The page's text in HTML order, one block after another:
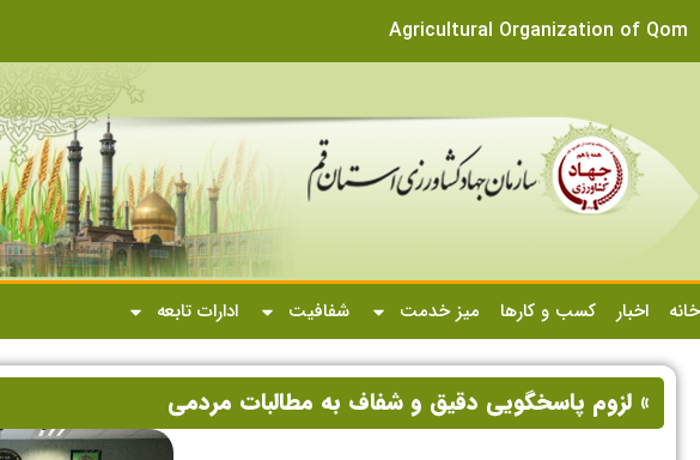
Agricultural Organization of Qom
خانه
اخبار کسب و کارها میز خدمت شفافیت ادارات تابعه
» لزوم پاسخگویی دقیق و شفاف به مطالبات مردمی